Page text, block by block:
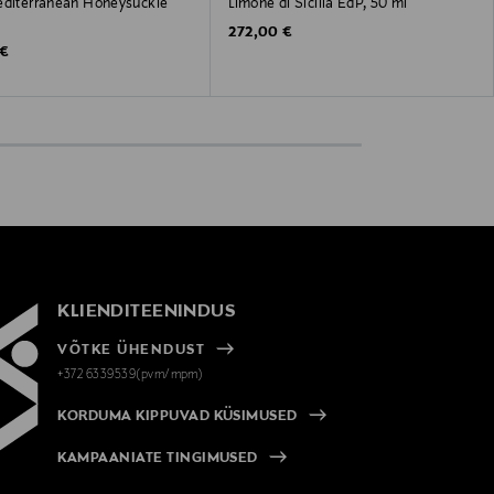
Honeysuckle
Limone di Sicilia EdP, 50 ml
Original Price
272,00 €
KLIENDITEENINDUS
VÕTKE ÜHENDUST
+372 6339539(pvm/mpm)
KORDUMA KIPPUVAD KÜSIMUSED
KAMPAANIATE TINGIMUSED